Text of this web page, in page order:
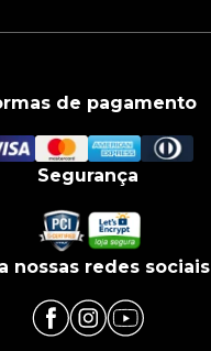
de pagamento
Segurança
nossas redes sociais